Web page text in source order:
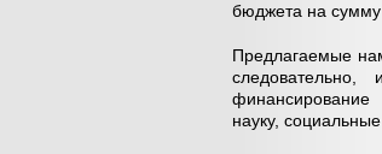
бюджета на
Предлагаемые
финансирование
науку,